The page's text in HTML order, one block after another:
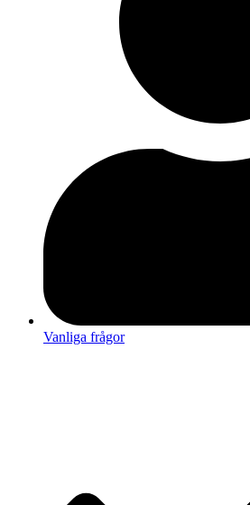
Vanliga frågor